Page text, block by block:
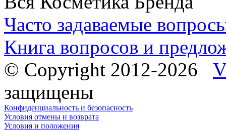
Часто задаваемые
Книга вопросов и
© Copyright 2012-2026
защищены
Конфиденциальность и безопасность
Условия отмены и возврата
Условия и положения